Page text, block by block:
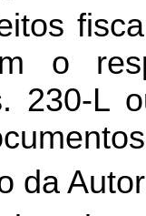
o
230-L
da